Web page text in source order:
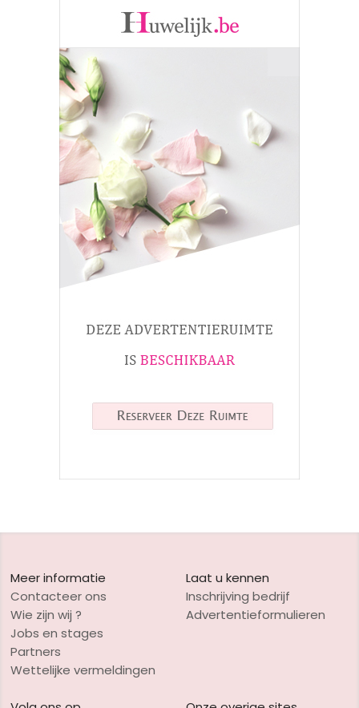
Meer informatie
Contacteer ons
Wie zijn wij ?
Jobs en stages
Partners
Wettelijke vermeldingen
Laat u kennen
Inschrijving bedrijf
Advertentieformulieren